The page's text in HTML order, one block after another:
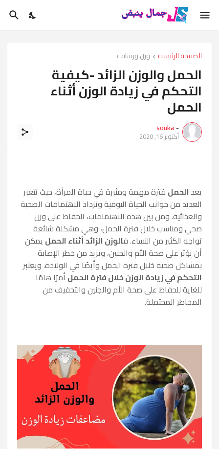
الصفحة الرئيسية وزن ورشاقة
الحمل والوزن الزائد -كيفية
التحكم في زيادة الوزن أثناء
الحمل
-
souka
أكتوبر 16, 2020
يعد الحمل فترة مهمة ومثيرة في حياة المرأة، حيث تتغير
العديد من جوانب الحياة اليومية وتزداد الاهتمامات الصحية
والغذائية. ومن بين هذه الاهتمامات، الحفاظ على وزن
صحي ومناسب خلال فترة الحمل، وهي مشكلة شائعة
تواجه الكثير من النساء. فالوزن الزائد أثناء الحمل يمكن
أن يؤثر على صحة الأم والجنين، ويزيد من خطر الإصابة
بمشاكل صحية خلال فترة الحمل وأيضًا في الولادة. ويعتبر
التحكم في زيادة الوزن خلال فترة الحمل أمرًا هامًا
للغاية للحفاظ على صحة الأم والجنين والتخفيف من
المخاطر المحتملة.